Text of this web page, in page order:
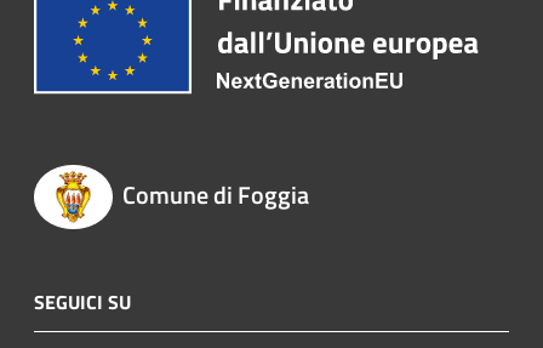
Comune di Foggia
SEGUICI SU